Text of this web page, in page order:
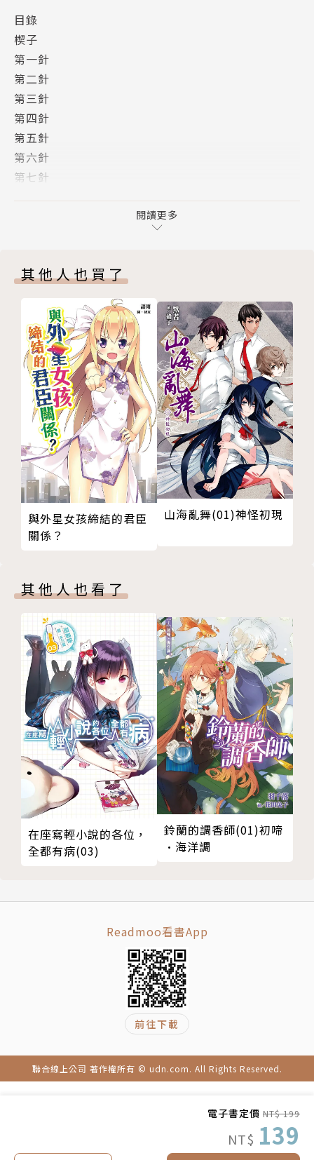
電子書定價 NT$ 199
NT$ 139
目錄
楔子
第一針
第二針
第三針
第四針
第五針
第六針
第七針
後記/醉琉璃
閱讀更多
其他人也買了
與外星女孩締結的君臣
關係？
山海亂舞(01)神怪初現
其他人也看了
在座寫輕小說的各位，
全都有病(03)
鈴蘭的調香師(01)初啼
•海洋調
Readmoo看書App
前往下載
聯合線上公司 著作權所有 © udn.com. All Rights Reserved.